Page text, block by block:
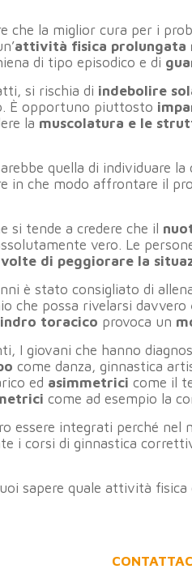
che la miglior cura per i
attività fisica prolungata
di tipo episodico e di
si rischia di indebolire
È opportuno piuttosto
la muscolatura e le
quella di individuare la
in che modo affrontare il
si tende a credere che il
vero. Le
di peggiorare la
è stato consigliato di
che possa rivelarsi davvero
toracico provoca un
I giovani che hanno
come danza, ginnastica
ed asimmetrici come il
come ad esempio la
essere integrati perché nel
i corsi di ginnastica
sapere quale attività